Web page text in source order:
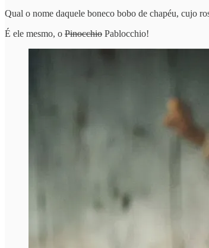
Qual o nome daquele boneco bobo de chapéu, cujo
É ele mesmo, o Pinocchio Pablocchio!